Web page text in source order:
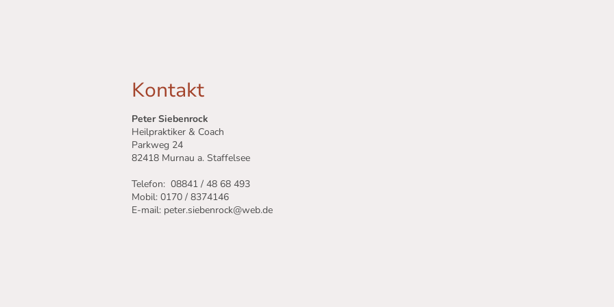
Kontakt
Peter Siebenrock
Heilpraktiker & Coach
Parkweg 24
82418 Murnau a. Staffelsee
Telefon: 08841 / 48 68 493
Mobil: 0170 / 8374146
E-mail: peter.siebenrock@web.de